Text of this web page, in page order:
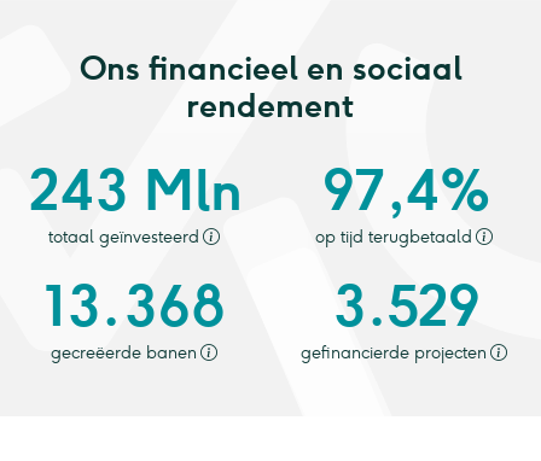
Ons financieel en sociaal
rendement
243 Mln
totaal geïnvesteerd
97,4%
op tijd terugbetaald
13.368
gecreëerde banen
3.529
gefinancierde projecten